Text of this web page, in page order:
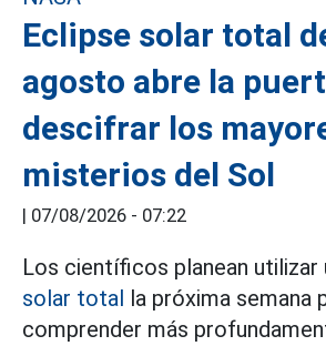
Eclipse solar total
agosto abre la
descifrar los
misterios del Sol
| 07/08/2026 - 07:22
Los científicos planean utilizar
solar total la próxima semana
comprender más